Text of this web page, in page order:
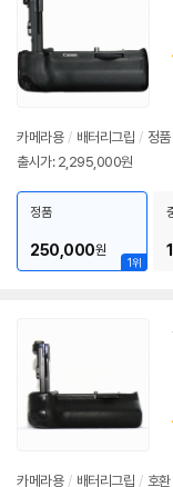
카메라용 / 배터리그립 / 정품
출시가: 2,295,000원
1위
정품
250,000원
카메라용 / 배터리그립 / 호환